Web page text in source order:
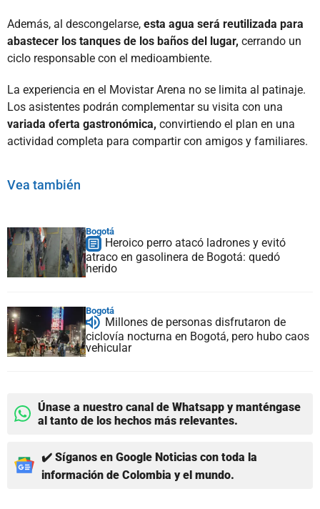
Además, al descongelarse, esta agua será reutilizada para
abastecer los tanques de los baños del lugar, cerrando un
ciclo responsable con el medioambiente.
La experiencia en el Movistar Arena no se limita al patinaje.
Los asistentes podrán complementar su visita con una
variada oferta gastronómica, convirtiendo el plan en una
actividad completa para compartir con amigos y familiares.
Vea también
Bogotá
Heroico perro atacó ladrones y evitó
atraco en gasolinera de Bogotá: quedó
herido
Bogotá
Millones de personas disfrutaron de
ciclovía nocturna en Bogotá, pero hubo caos
vehicular
Únase a nuestro canal de Whatsapp y manténgase
al tanto de los hechos más relevantes.
✔️ Síganos en Google Noticias con toda la
información de Colombia y el mundo.